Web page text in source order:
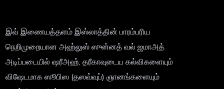
இவ் இணையத்தளம் இஸ்லாத்தின் பாரம்பரிய
நெறிமுறையான அஹ்லுஸ் ஸுன்னத் வல் ஜமாஅத்
அடிப்படையில் ஷரீஅஹ், தரீகாவுடைய கல்விகளையும்
விஷேடமாக ஸூபிஸ (தஸவ்வுப்) ஞானங்களையும்